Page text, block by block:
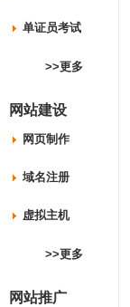
单证员考试
>>更多
网站建设
网页制作
域名注册
虚拟主机
>>更多
网站推广